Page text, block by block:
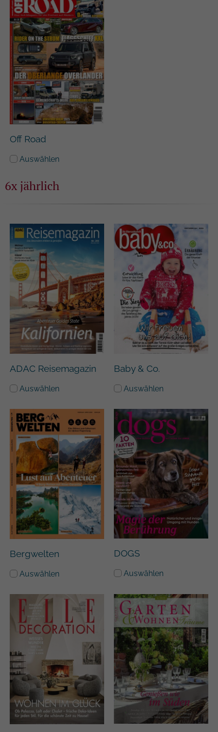
Off Road
Auswählen
6x jährlich
ADAC Reisemagazin
Auswählen
Baby & Co.
Auswählen
Bergwelten
Auswählen
DOGS
Auswählen